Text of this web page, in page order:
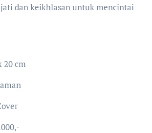
dan keikhlasan untuk mencintai
20 cm